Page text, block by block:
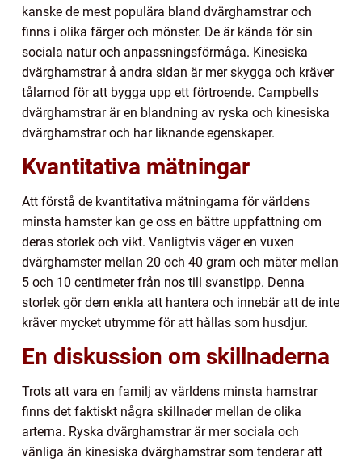
kanske de mest populära bland dvärghamstrar och
finns i olika färger och mönster. De är kända för sin
sociala natur och anpassningsförmåga. Kinesiska
dvärghamstrar å andra sidan är mer skygga och kräver
tålamod för att bygga upp ett förtroende. Campbells
dvärghamstrar är en blandning av ryska och kinesiska
dvärghamstrar och har liknande egenskaper.
Kvantitativa mätningar
Att förstå de kvantitativa mätningarna för världens
minsta hamster kan ge oss en bättre uppfattning om
deras storlek och vikt. Vanligtvis väger en vuxen
dvärghamster mellan 20 och 40 gram och mäter mellan
5 och 10 centimeter från nos till svanstipp. Denna
storlek gör dem enkla att hantera och innebär att de inte
kräver mycket utrymme för att hållas som husdjur.
En diskussion om skillnaderna
Trots att vara en familj av världens minsta hamstrar
finns det faktiskt några skillnader mellan de olika
arterna. Ryska dvärghamstrar är mer sociala och
vänliga än kinesiska dvärghamstrar som tenderar att